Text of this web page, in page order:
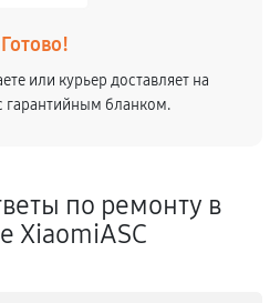
Готово!
или курьер доставляет на
гарантийным бланком.
по ремонту в
XiaomiASC